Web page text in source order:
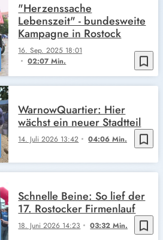
bookmark_border
16. Sep. 2025 18:01
02:07 Min.
"Herzenssache
Lebenszeit" - bundesweite
Kampagne in Rostock
bookmark_border
14. Juli 2026 13:42 04:06 Min.
WarnowQuartier: Hier
wächst ein neuer Stadtteil
bookmark_border
18. Juni 2026 14:23 03:32 Min.
Schnelle Beine: So lief der
17. Rostocker Firmenlauf